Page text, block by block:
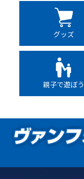
グッズ
親子で遊ぼう